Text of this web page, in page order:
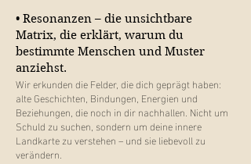
• Resonanzen – die unsichtbare
Matrix, die erklärt, warum du
bestimmte Menschen und Muster
anziehst.
Wir erkunden die Felder, die dich geprägt haben:
alte Geschichten, Bindungen, Energien und
Beziehungen, die noch in dir nachhallen. Nicht um
Schuld zu suchen, sondern um deine innere
Landkarte zu verstehen – und sie liebevoll zu
verändern.